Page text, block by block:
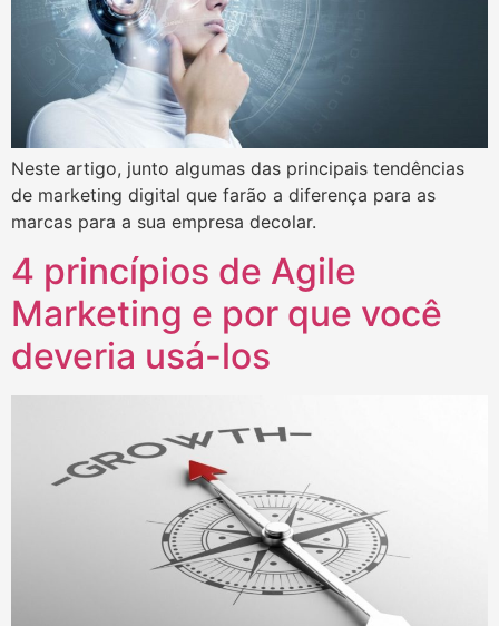
Neste artigo, junto algumas das principais tendências
de marketing digital que farão a diferença para as
marcas para a sua empresa decolar.
4 princípios de Agile
Marketing e por que você
deveria usá-los